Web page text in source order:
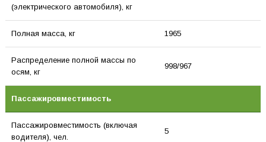
(электрического автомобиля), кг
Полная масса, кг 1965
Распределение полной массы по
осям, кг
998/967
Пассажировместимость
Пассажировместимость (включая
водителя), чел.
5